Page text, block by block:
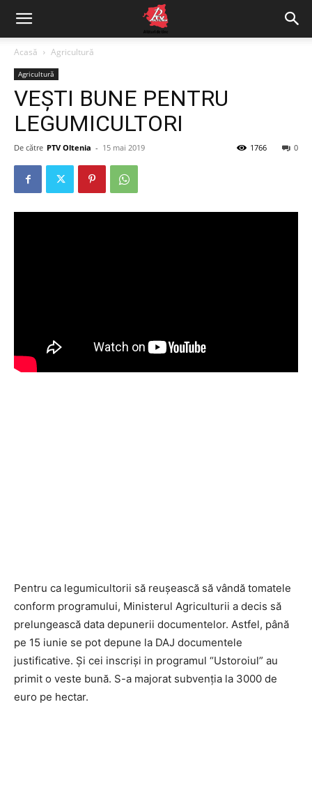
Acasă Agricultură
Agricultură
VEȘTI BUNE PENTRU
LEGUMICULTORI
De către PTV Oltenia - 15 mai 2019 0
1766
Pentru ca legumicultorii să reușească să vândă tomatele
conform programului, Ministerul Agriculturii a decis să
prelungească data depunerii documentelor. Astfel, până
pe 15 iunie se pot depune la DAJ documentele
justificative. Și cei inscriși in programul “Ustoroiul” au
primit o veste bună. S-a majorat subvenția la 3000 de
euro pe hectar.